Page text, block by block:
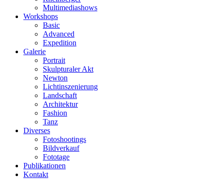
Multimediashows
Workshops
Basic
Advanced
Expedition
Galerie
Portrait
Skulpturaler Akt
Newton
Lichtinszenierung
Landschaft
Architektur
Fashion
Tanz
Diverses
Fotoshootings
Bildverkauf
Fototage
Publikationen
Kontakt